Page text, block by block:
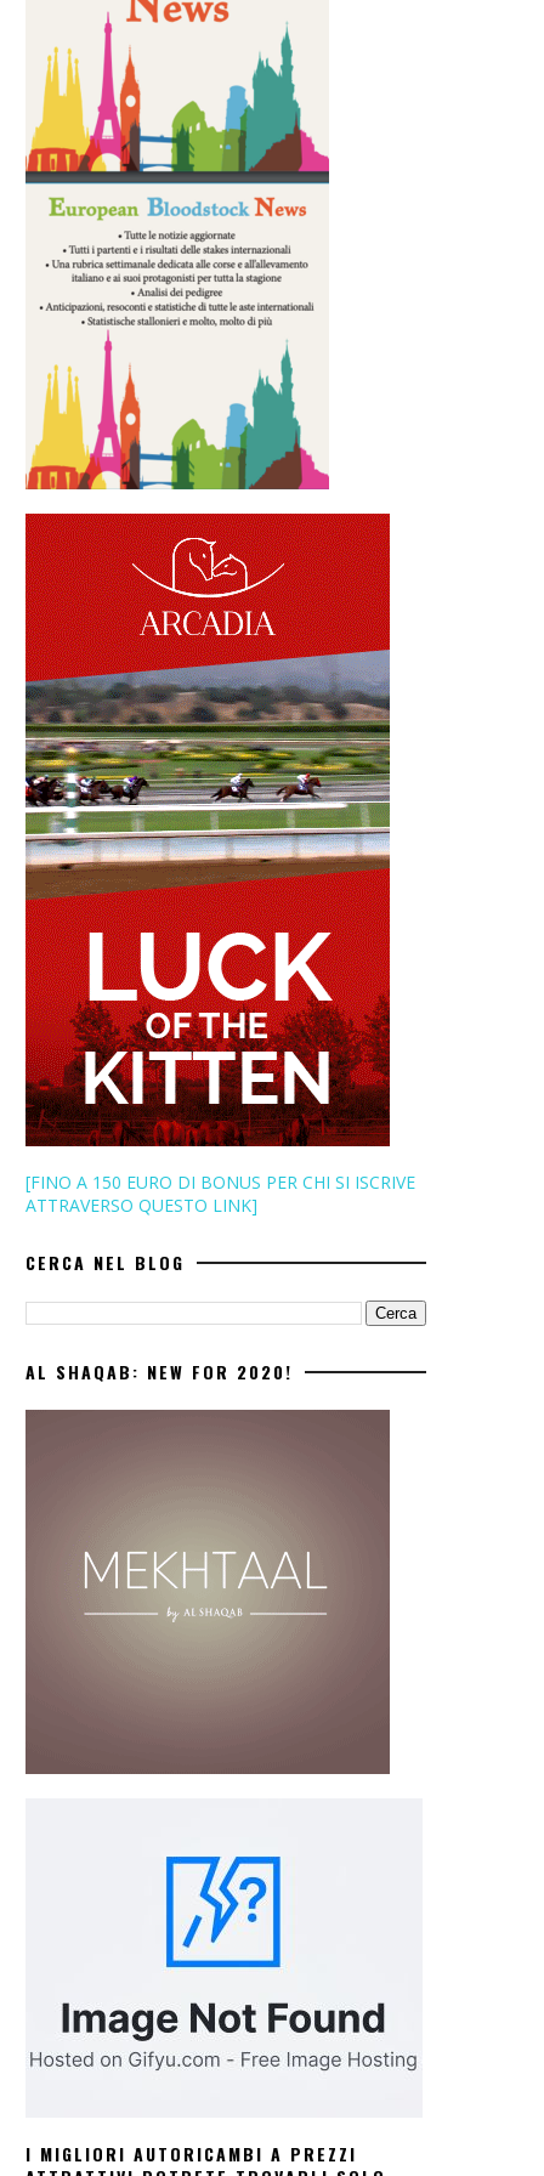
[FINO A 150 EURO DI BONUS PER CHI SI ISCRIVE
ATTRAVERSO QUESTO LINK]
CERCA NEL BLOG
AL SHAQAB: NEW FOR 2020!
I MIGLIORI AUTORICAMBI A PREZZI